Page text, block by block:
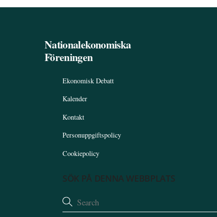
Nationalekonomiska
Föreningen
Ekonomisk Debatt
Kalender
Kontakt
Personuppgiftspolicy
Cookiepolicy
SÖK PÅ DENNA WEBBPLATS